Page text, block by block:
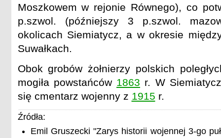
Moszkowem w rejonie Równego), co
p.szwol. (późniejszy 3 p.szwol.
okolicach Siemiatycz, a w okresie
Suwałkach.
Obok grobów żołnierzy polskich
mogiła powstańców 1863 r. W
się cmentarz wojenny z 1915 r.
Źródła:
Emil Gruszecki "Zarys historii wojennej 3-go